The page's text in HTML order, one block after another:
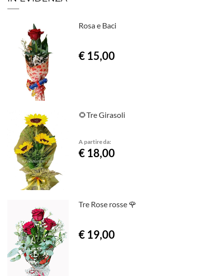
Rosa e Baci
€ 15,00
🌻Tre Girasoli
A partire da:
€ 18,00
Tre Rose rosse 🌹
€ 19,00